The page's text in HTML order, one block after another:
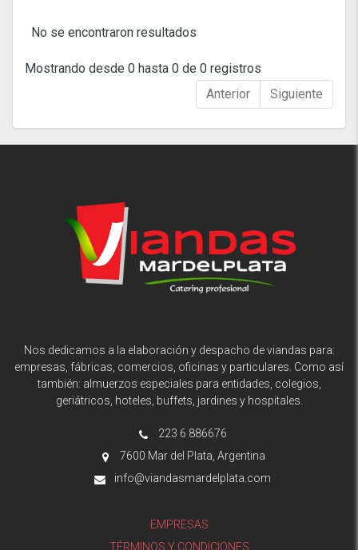
No se encontraron resultados
Mostrando desde 0 hasta 0 de 0 registros
Anterior
Siguiente
Nos dedicamos a la elaboración y despacho de viandas para:
empresas, fábricas, comercios, oficinas y particulares. Como así
también: almuerzos especiales para entidades, colegios,
geriátricos, hoteles, buffets, jardines y hospitales.
223 6 886676
7600 Mar del Plata, Argentina
info@viandasmardelplata.com
EMPRESAS
TÉRMINOS Y CONDICIONES